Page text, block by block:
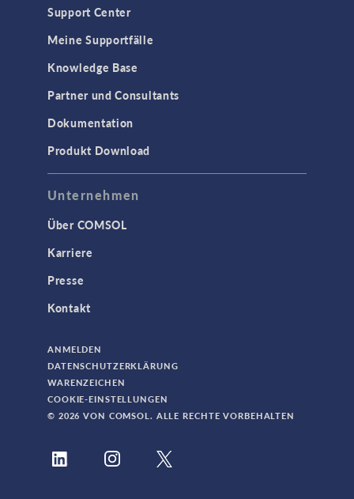
Support Center
Meine Supportfälle
Knowledge Base
Partner und Consultants
Dokumentation
Produkt Download
Unternehmen
Über COMSOL
Karriere
Presse
Kontakt
ANMELDEN
DATENSCHUTZERKLÄRUNG
WARENZEICHEN
COOKIE-EINSTELLUNGEN
© 2026 VON COMSOL. ALLE RECHTE VORBEHALTEN